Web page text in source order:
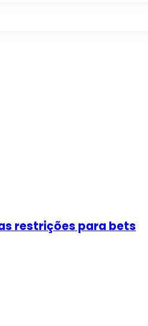
restrições para bets